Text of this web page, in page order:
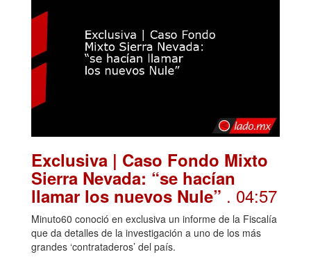
Exclusiva | Caso Fondo Mixto
Sierra Nevada: “se hacían
llamar los nuevos Nule” . 04:57
Minuto60 conoció en exclusiva un informe de la Fiscalía
que da detalles de la investigación a uno de los más
grandes ‘contrataderos’ del país.